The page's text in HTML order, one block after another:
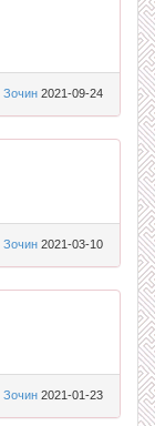
Зочин 2021-09-24
Зочин 2021-03-10
Зочин 2021-01-23